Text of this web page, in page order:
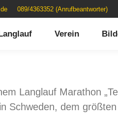
089/4363352 (Anrufbeantworter)
Verein
Langlauf Marathon
Schweden, dem